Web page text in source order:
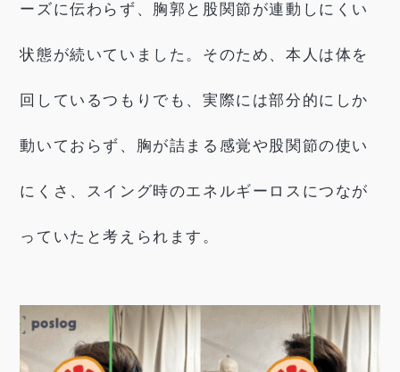
ーズに伝わらず、胸郭と股関節が連動しにくい
状態が続いていました。そのため、本人は体を
回しているつもりでも、実際には部分的にしか
動いておらず、胸が詰まる感覚や股関節の使い
にくさ、スイング時のエネルギーロスにつなが
っていたと考えられます。